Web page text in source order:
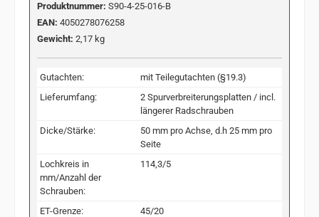
Produktnummer: S90-4-25-016-B
EAN: 4050278076258
Gewicht: 2,17 kg
Gutachten:
mit Teilegutachten (§19.3)
Lieferumfang:
2 Spurverbreiterungsplatten / incl.
längerer Radschrauben
Dicke/Stärke:
50 mm pro Achse, d.h 25 mm pro
Seite
Lochkreis in
mm/Anzahl der
Schrauben:
114,3/5
ET-Grenze:
45/20